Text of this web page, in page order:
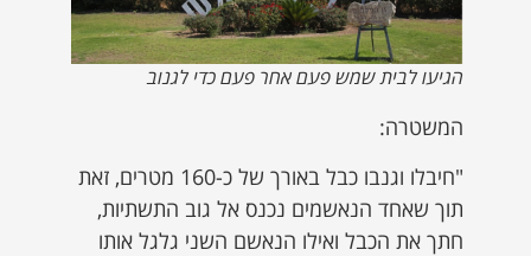
הגיעו לבית שמש פעם אחר פעם כדי לגנוב
המשטרה:
"חיבלו וגנבו כבל באורך של כ-160 מטרים, זאת
תוך שאחד הנאשמים נכנס אל גוב התשתיות,
חתך את הכבל ואילו הנאשם השני גלגל אותו